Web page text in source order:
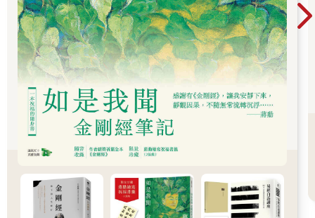
站在原地緊握拳頭，即便吃虧，也不願討好上層或違背程序。
D. 眼睛小嘴巴小：高牆內的冷靜領導者
這類人他們自我意識強烈、思慮周密，即使在熟悉的環境中，也
不輕易主動融入。但一旦認定彼此是「自己人」，就會全力以
赴、甚至挺身擔任領導者。他們極度理性，擅長整合團隊資源、
提升整體效率，但也習慣將世界分為「我們」與「他們」。對於
圈外人，他們帶有強烈防備心，甚至展現出令人意外的冷酷與排
斥。你會看到他們在自己的小團隊中如魚得水，有條不紊地安排
進度、分派工作，但當新人加入或有外部單位介入，他們卻突然
變得沉默寡言、臉色凝重，甚至在私下低聲提醒夥伴「這個人我
唐納德·川普（美國第45、47 任總統）Donald Trump. 1946-
無論是正面還是負面，都是美國最有流量的政治人物。超級愛熱